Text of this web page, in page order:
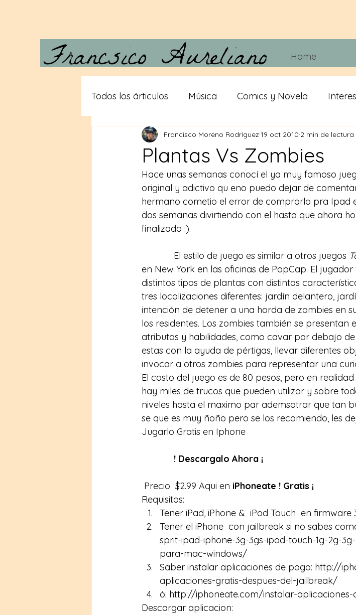
Home
Todos los árticulos Música Comics y Novela
Carta a Vera Desde las tripas Juegos
Gigantes Teorias conspiracion cerveza IA
Plantas Vs Zombies
Francisco Moreno Rodríguez 19 oct 2010 2 min de lectura
Hace unas semanas conocí el ya muy famoso
original y adictivo qu eno puedo dejar de
hermano cometio el error de comprarlo pra Ipad
dos semanas divirtiendo con el hasta que ahora
finalizado :).
El estilo de juego es similar a otros juegos
en New York en las oficinas de PopCap. El
distintos tipos de plantas con distintas
tres localizaciones diferentes: jardín delantero,
intención de detener a una horda de zombies en
los residentes. Los zombies también se presentan
atributos y habilidades, como cavar por debajo
estas con la ayuda de pértigas, llevar diferentes
invocar a otros zombies para representar una
El costo del juego es de 80 pesos, pero en
hay miles de trucos que pueden utilizar y sobre
niveles hasta el maximo par ademsotrar que tan
se que es muy ñoño pero se los recomiendo, les
Jugarlo Gratis en Iphone
! Descargalo Ahora ¡
Precio  $2.99 Aqui en iPhoneate ! Gratis ¡
Requisitos:
Tener iPad, iPhone &  iPod Touch  en firmware
Tener el iPhone  con jailbreak si no sabes
sprit-ipad-iphone-3g-3gs-ipod-touch-1g-2g-
para-mac-windows/
Saber instalar aplicaciones de pago: http://
aplicaciones-gratis-despues-del-jailbreak/
ó: http://iphoneate.com/instalar-
Descargar aplicacion: